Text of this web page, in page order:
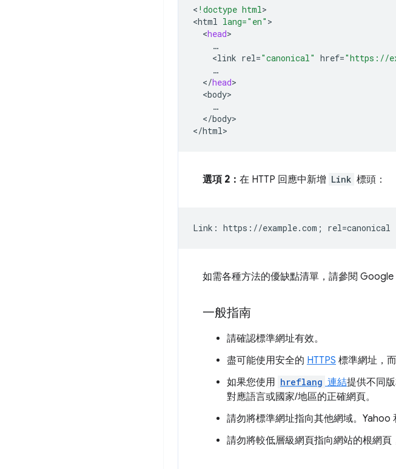
< !doctype html>
<html lang="en"
<head
<link rel="canonical" href="https://
</head
<body
</body>
</html
選項 2： 在 HTTP 回應中新增 Link 標頭：
如需各種方法的優缺點清單，請參閱 Google
一般指南
請確認標準網址有效。
盡可能使用安全的 HTTPS 標準網址，而
如果您使用 hreflang 連結提供不同
對應語言或國家/地區的正確網頁。
請勿將標準網址指向其他網域。Yahoo
請勿將較低層級網頁指向網站的根網頁